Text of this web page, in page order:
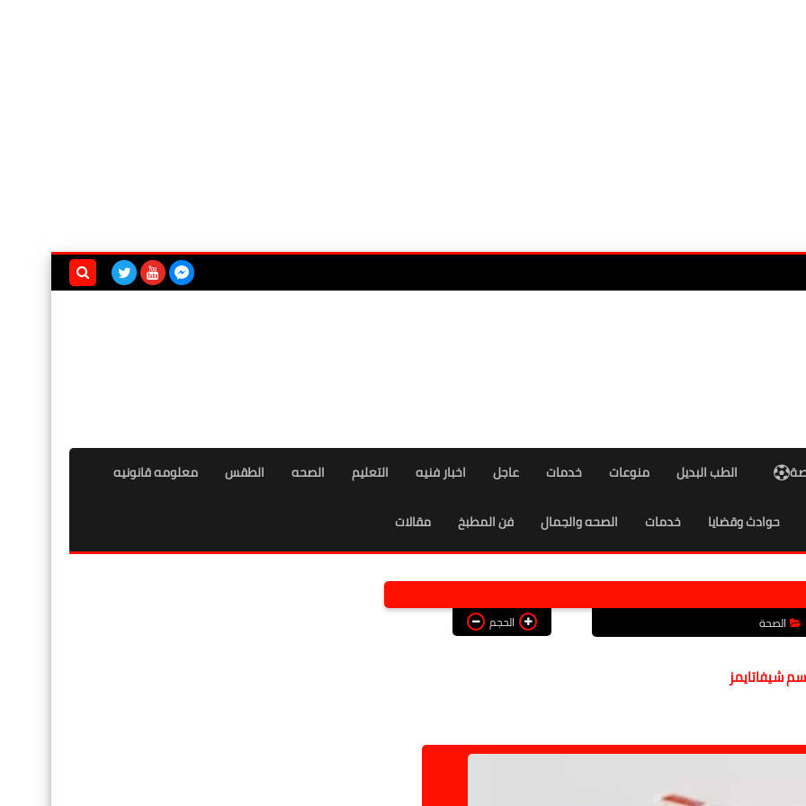
الطب البديل منوعات خدمات عاجل اخبار فنيه التعليم الصحه الطقس معلومه قانونيه
حوادث وقضايا خدمات الصحه والجمال فن المطبخ مقالات
الصحة الحجم
شيفاتايمز